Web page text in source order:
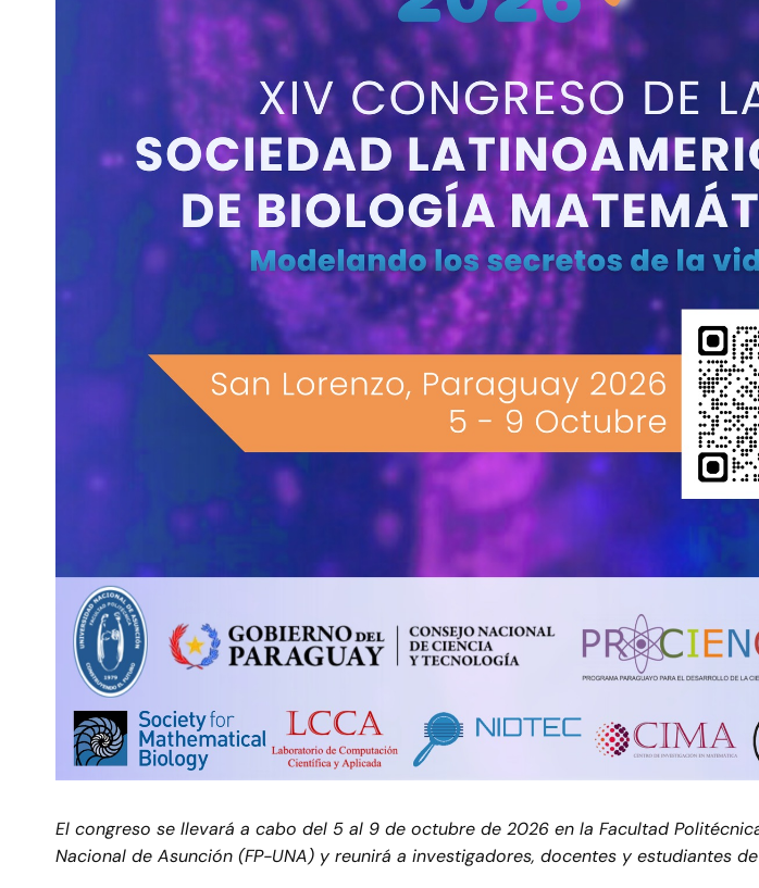
El congreso se llevará a cabo del 5 al 9 de octubre de 2026 en la Facultad
Nacional de Asunción (FP-UNA) y reunirá a investigadores, docentes y estudiantes